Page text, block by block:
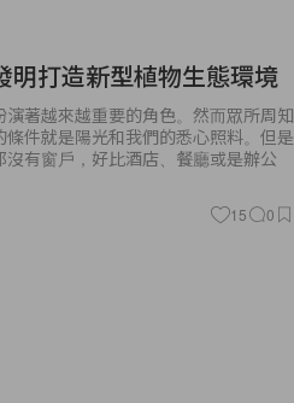
明打造新型植物生態環境
著越來越重要的角色。然而眾所周知
件就是陽光和我們的悉心照料。但是
有窗戶，好比酒店、餐廳或是辦公
15 0